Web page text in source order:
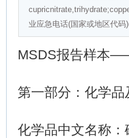
业应急电话(国家或地区代码
MSDS报告样本
第一部分：化学品
化学品中文名称：